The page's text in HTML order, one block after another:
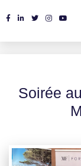
Soirée